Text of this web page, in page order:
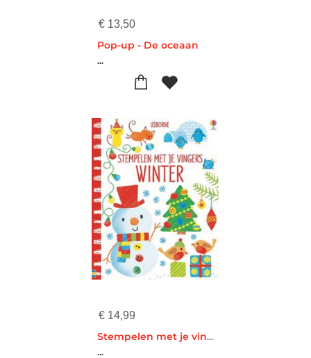
€ 13,50
Pop-up - De oceaan
...
€ 14,99
Stempelen met je vingers Winter
...